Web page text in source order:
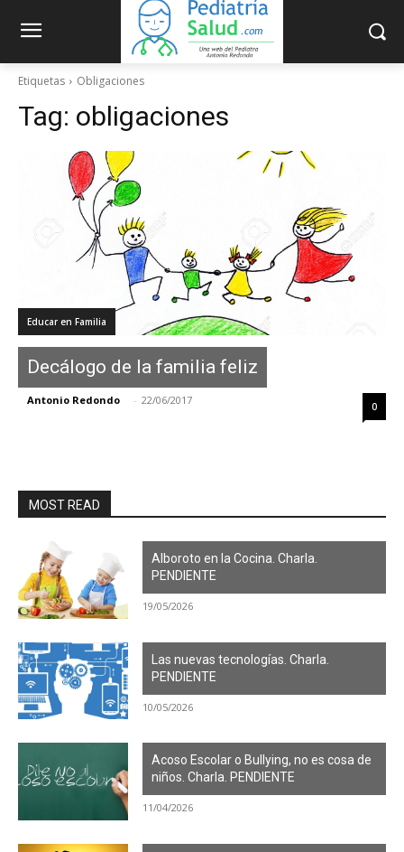
Etiquetas Obligaciones
Tag: obligaciones
Educar en Familia
Decálogo de la familia feliz
Antonio Redondo - 22/06/2017 0
MOST READ
Alboroto en la Cocina. Charla.
PENDIENTE
19/05/2026
Las nuevas tecnologías. Charla.
PENDIENTE
10/05/2026
Acoso Escolar o Bullying, no es cosa de
niños. Charla. PENDIENTE
11/04/2026